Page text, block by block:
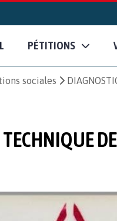
PÉTITIONS
sociales